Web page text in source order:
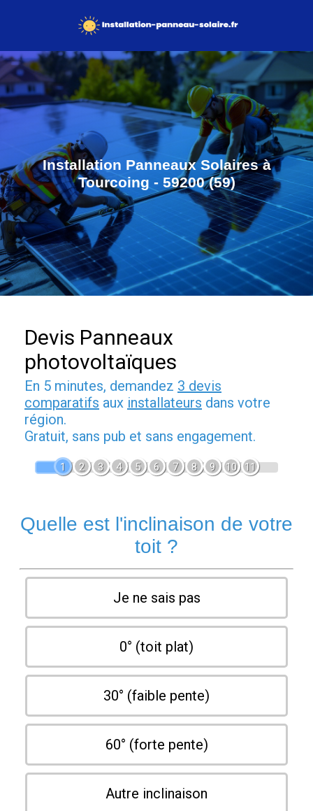
Installation Panneaux Solaires à
Tourcoing - 59200 (59)
Devis Panneaux
photovoltaïques
En 5 minutes, demandez 3 devis
comparatifs aux installateurs dans votre
région.
Gratuit, sans pub et sans engagement.
1 2 3 4 5 6 7 8 9 10 11
Quelle est l'inclinaison de votre
toit ?
Je ne sais pas
0° (toit plat)
30° (faible pente)
60° (forte pente)
Autre inclinaison